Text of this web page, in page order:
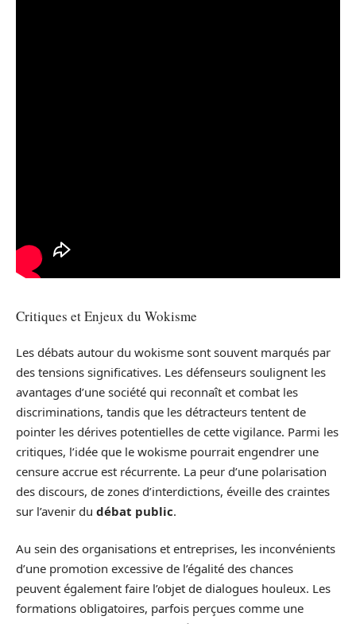
Critiques et Enjeux du Wokisme
Les débats autour du wokisme sont souvent marqués par
des tensions significatives. Les défenseurs soulignent les
avantages d’une société qui reconnaît et combat les
discriminations, tandis que les détracteurs tentent de
pointer les dérives potentielles de cette vigilance. Parmi les
critiques, l’idée que le wokisme pourrait engendrer une
censure accrue est récurrente. La peur d’une polarisation
des discours, de zones d’interdictions, éveille des craintes
sur l’avenir du débat public.
Au sein des organisations et entreprises, les inconvénients
d’une promotion excessive de l’égalité des chances
peuvent également faire l’objet de dialogues houleux. Les
formations obligatoires, parfois perçues comme une